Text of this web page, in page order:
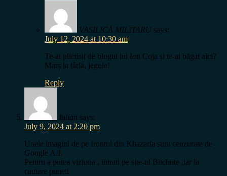
VASILICĂ MILITARU says:
July 12, 2024 at 10:30 am
Te-ai plictisit de blogul lui Ion Coja și te-ai băgat aici?
Marș la târlă, jegule!
Reply
Iulian says:
July 9, 2024 at 2:20 pm
Unele imagini de pe frontul din Khazaria sunt cenzurate de
Google A.I.
Pentru a putea viziona , intrati pe site-ul Bitchute ,iar la
cautare puneti